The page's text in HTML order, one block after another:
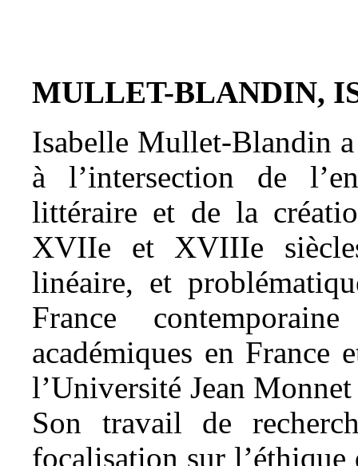
MULLET-BLANDIN,
Isabelle Mullet-Blandin
à l’intersection de
littéraire et de la
XVIIe et XVIIIe
linéaire, et
France
académiques en France
l’Université Jean
Son travail de
focalisation sur